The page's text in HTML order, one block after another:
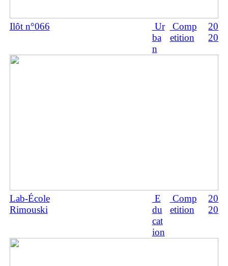
Ilôt n°066
Ur
ba
n
Comp
etition
20
20
Lab-École
Rimouski
E
du
cat
ion
Comp
etition
20
20